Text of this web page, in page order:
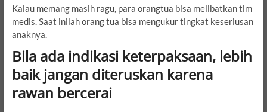
Kalau memang masih ragu, para orangtua bisa melibatkan tim
medis. Saat inilah orang tua bisa mengukur tingkat keseriusan
anaknya.
Bila ada indikasi keterpaksaan, lebih
baik jangan diteruskan karena
rawan bercerai